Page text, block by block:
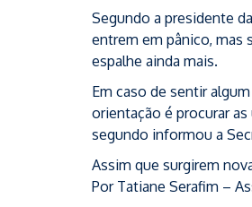
Segundo a presidente
entrem em pânico, mas
espalhe ainda mais.
Em caso de sentir
orientação é procurar
segundo informou a
Assim que surgirem
Por Tatiane Serafim –